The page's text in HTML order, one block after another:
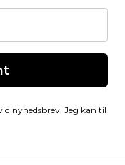
nyhedsbrev. Jeg kan til